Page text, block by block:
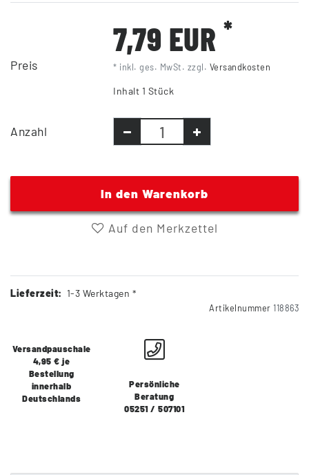
Preis
7,79 EUR *
* inkl. ges. MwSt. zzgl. Versandkosten
Inhalt 1 Stück
Anzahl
In den Warenkorb
Auf den Merkzettel
Lieferzeit: 1-3 Werktagen *
Artikelnummer 118863
Versandpauschale
4,95 € je
Bestellung
innerhalb
Deutschlands
Persönliche
Beratung
05251 / 507101